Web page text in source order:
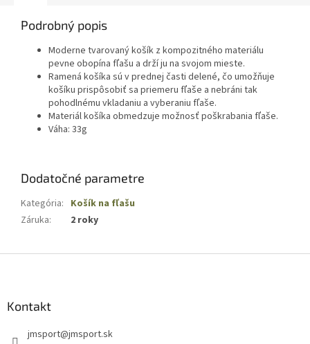
Podrobný popis
Moderne tvarovaný košík z kompozitného materiálu
pevne obopína fľašu a drží ju na svojom mieste.
Ramená košíka sú v prednej časti delené, čo umožňuje
košíku prispôsobiť sa priemeru fľaše a nebráni tak
pohodlnému vkladaniu a vyberaniu fľaše.
Materiál košíka obmedzuje možnosť poškrabania fľaše.
Váha: 33g
Dodatočné parametre
Kategória: Košík na fľašu
Záruka: 2 roky
Kontakt
jmsport@jmsport.sk